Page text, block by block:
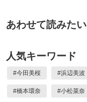
あわせて読みたい
人気キーワード
#今田美桜 #浜辺美波
#橋本環奈 #小松菜奈